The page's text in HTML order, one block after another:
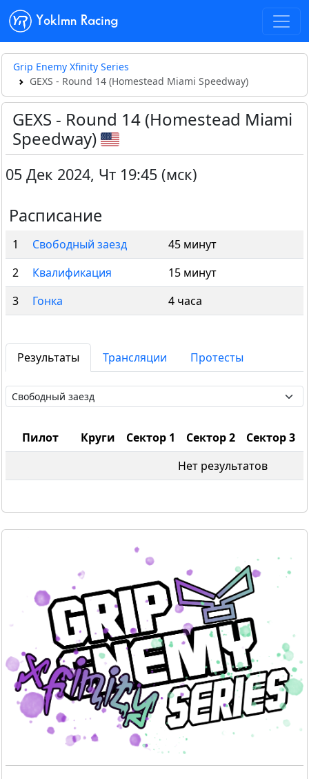
Yoklmn Racing
Grip Enemy Xfinity Series
GEXS - Round 14 (Homestead Miami Speedway)
GEXS - Round 14 (Homestead Miami
Speedway)
05 Дек 2024, Чт 19:45 (мск)
Расписание
1 Свободный заезд
45 минут
2
Квалификация
15 минут
3
Гонка 4 часа
Результаты Трансляции Протесты
Пилот Круги Сектор 1 Сектор 2 Сектор 3
Нет результатов